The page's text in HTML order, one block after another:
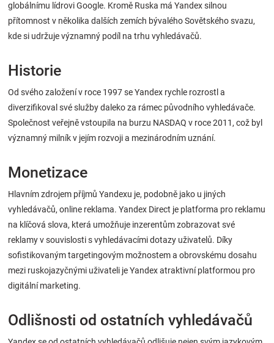
globálnímu lídrovi Google. Kromě Ruska má Yandex silnou
přítomnost v několika dalších zemích bývalého Sovětského svazu,
kde si udržuje významný podíl na trhu vyhledávačů.
Historie
Od svého založení v roce 1997 se Yandex rychle rozrostl a
diverzifikoval své služby daleko za rámec původního vyhledávače.
Společnost veřejně vstoupila na burzu NASDAQ v roce 2011, což byl
významný milník v jejím rozvoji a mezinárodním uznání.
Monetizace
Hlavním zdrojem příjmů Yandexu je, podobně jako u jiných
vyhledávačů, online reklama. Yandex Direct je platforma pro reklamu
na klíčová slova, která umožňuje inzerentům zobrazovat své
reklamy v souvislosti s vyhledávacími dotazy uživatelů. Díky
sofistikovaným targetingovým možnostem a obrovskému dosahu
mezi ruskojazyčnými uživateli je Yandex atraktivní platformou pro
digitální marketing.
Odlišnosti od ostatních vyhledávačů